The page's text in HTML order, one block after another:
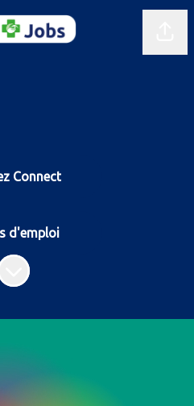
Connect
d'emploi
défiler jusqu'au contenu
of